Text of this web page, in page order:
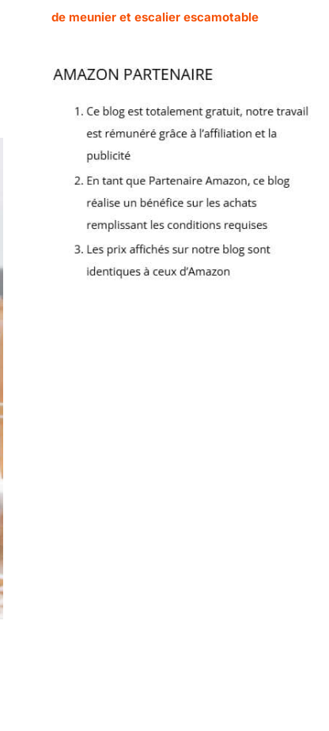
de meunier et escalier escamotable